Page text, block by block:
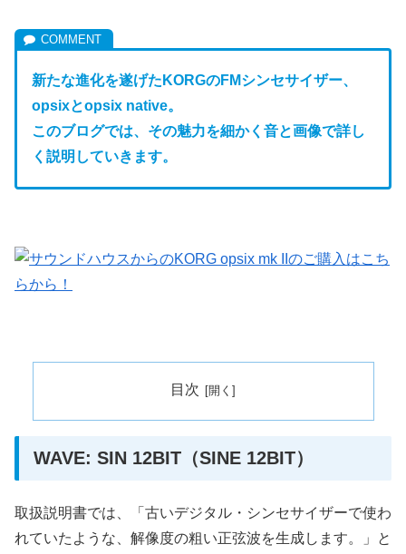
新たな進化を遂げたKORGのFMシンセサイザー、
opsixとopsix native。
このブログでは、その魅力を細かく音と画像で詳し
く説明していきます。
目次
WAVE: SIN 12BIT（SINE 12BIT）
取扱説明書では、「古いデジタル・シンセサイザーで使わ
れていたような、解像度の粗い正弦波を生成します。」と